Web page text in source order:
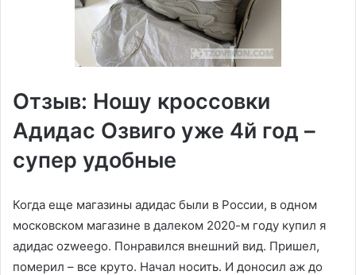
Отзыв: Ношу кроссовки
Адидас Озвиго уже 4й год –
супер удобные
Когда еще магазины адидас были в России, в одном
московском магазине в далеком 2020-м году купил я
адидас ozweego. Понравился внешний вид. Пришел,
померил – все круто. Начал носить. И доносил аж до